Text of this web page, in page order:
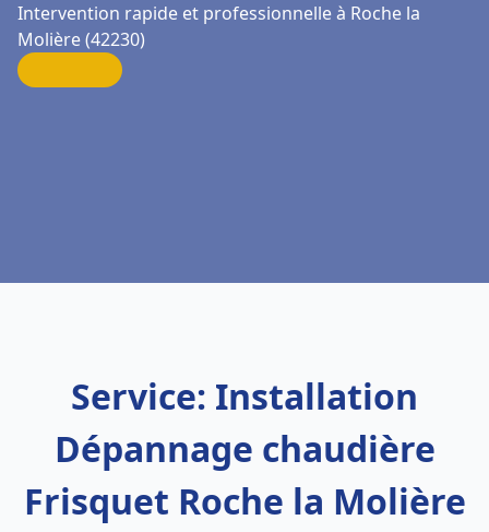
Intervention rapide et professionnelle à Roche la
Molière (42230)
Service: Installation
Dépannage chaudière
Frisquet Roche la Molière